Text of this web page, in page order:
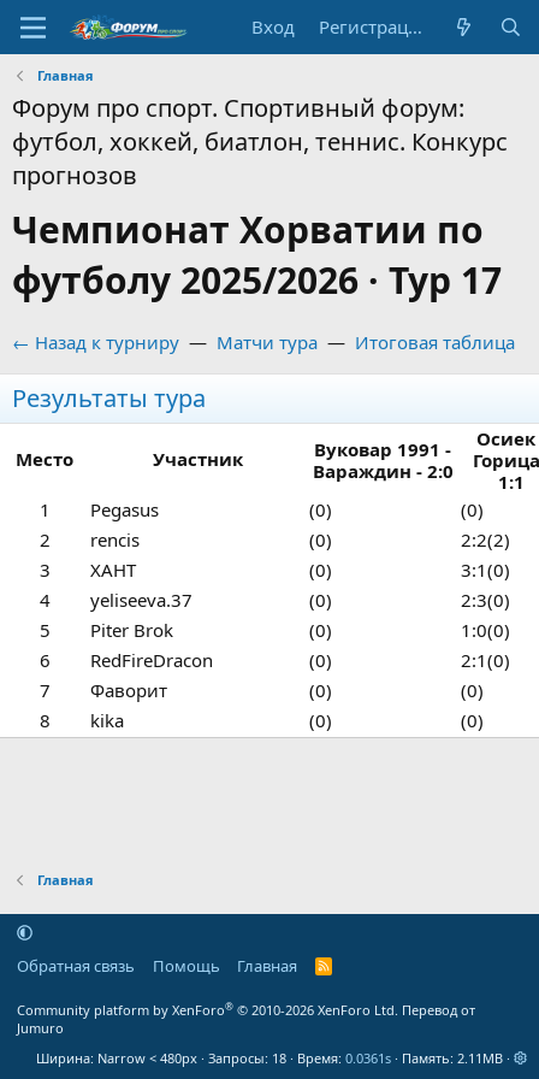
Вход Регистрация
Главная
Форум про спорт. Спортивный форум:
футбол, хоккей, биатлон, теннис. Конкурс
прогнозов
Чемпионат Хорватии по
футболу 2025/2026 · Тур 17
← Назад к турниру — Матчи тура — Итоговая таблица
Результаты тура
Место Участник
Вуковар 1991 -
Вараждин - 2:0
Осиек
1:1
1
Pegasus (0)
(0)
2
rencis (0)
2:2(2)
3
ХАНТ (0)
3:1(0)
4
yeliseeva.37 (0)
2:3(0)
5
Piter Brok (0)
1:0(0)
6
RedFireDracon (0)
2:1(0)
7
Фаворит (0)
(0)
8
kika (0) (0)
Главная
Обратная связь Помощь Главная
R
Community platform by XenForo® © 2010-2026 XenForo Ltd. Перевод от
Jumuro
Ширина
Запросы 18 Время 0.0361s Память 2.11MB